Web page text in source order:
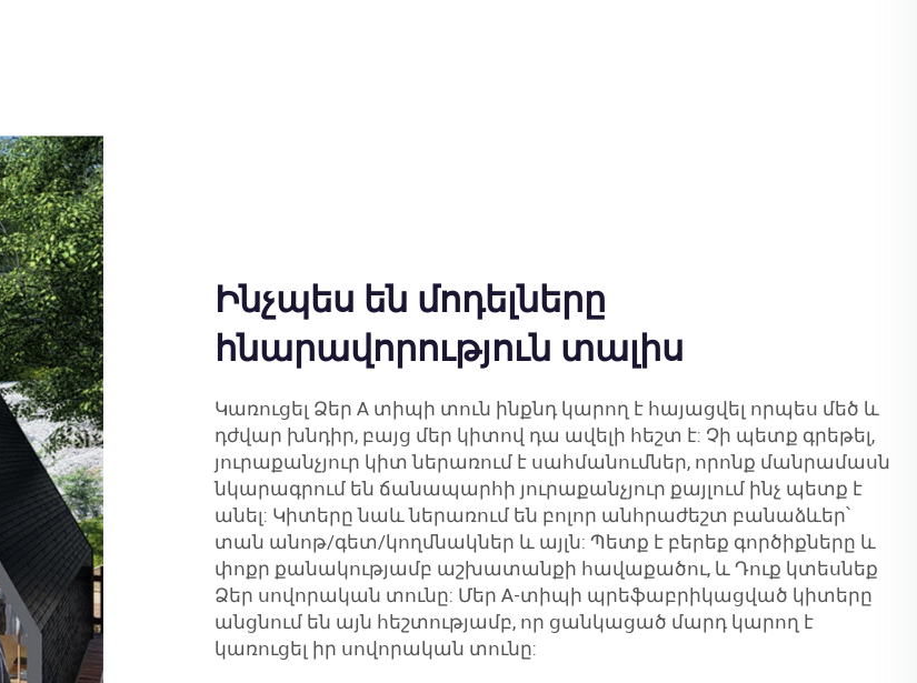
Ինչպես են մոդելները
հնարավորություն տալիս
Կառուցել Ձեր A տիպի տուն ինքնդ կարող է հայացվել որպես մեծ և
դժվար խնդիր, բայց մեր կիտով դա ավելի հեշտ է: Չի պետք գրեթել,
յուրաքանչյուր կիտ ներառում է սահմանումներ, որոնք մանրամասն
նկարագրում են ճանապարհի յուրաքանչյուր քայլում ինչ պետք է
անել: Կիտերը նաև ներառում են բոլոր անհրաժեշտ բանաձևեր՝
տան անոթ/գետ/կողմնակներ և այլն: Պետք է բերեք գործիքները և
փոքր քանակությամբ աշխատանքի հավաքածու, և Դուք կտեսնեք
Ձեր սովորական տունը: Մեր A-տիպի պրեֆաբրիկացված կիտերը
անցնում են այն հեշտությամբ, որ ցանկացած մարդ կարող է
կառուցել իր սովորական տունը: